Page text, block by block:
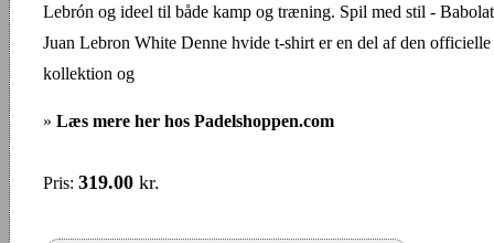
Lebrón og ideel til både kamp og træning. Spil med stil -
Juan Lebron White Denne hvide t-shirt er en del af den
kollektion og
» Læs mere her hos Padelshoppen.com
Pris: 319.00 kr.